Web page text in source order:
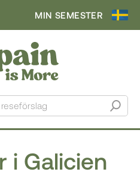
MIN SEMESTER
i Galicien